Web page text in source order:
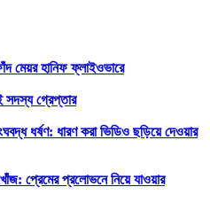
মেয়র হানিফ ফ্লাইওভারে
সদস্য গ্রেপ্তার
ধর্ষণ: ধারণ করা ভিডিও ছড়িয়ে দেওয়ার
প্রেমের প্রলোভনে নিয়ে যাওয়ার